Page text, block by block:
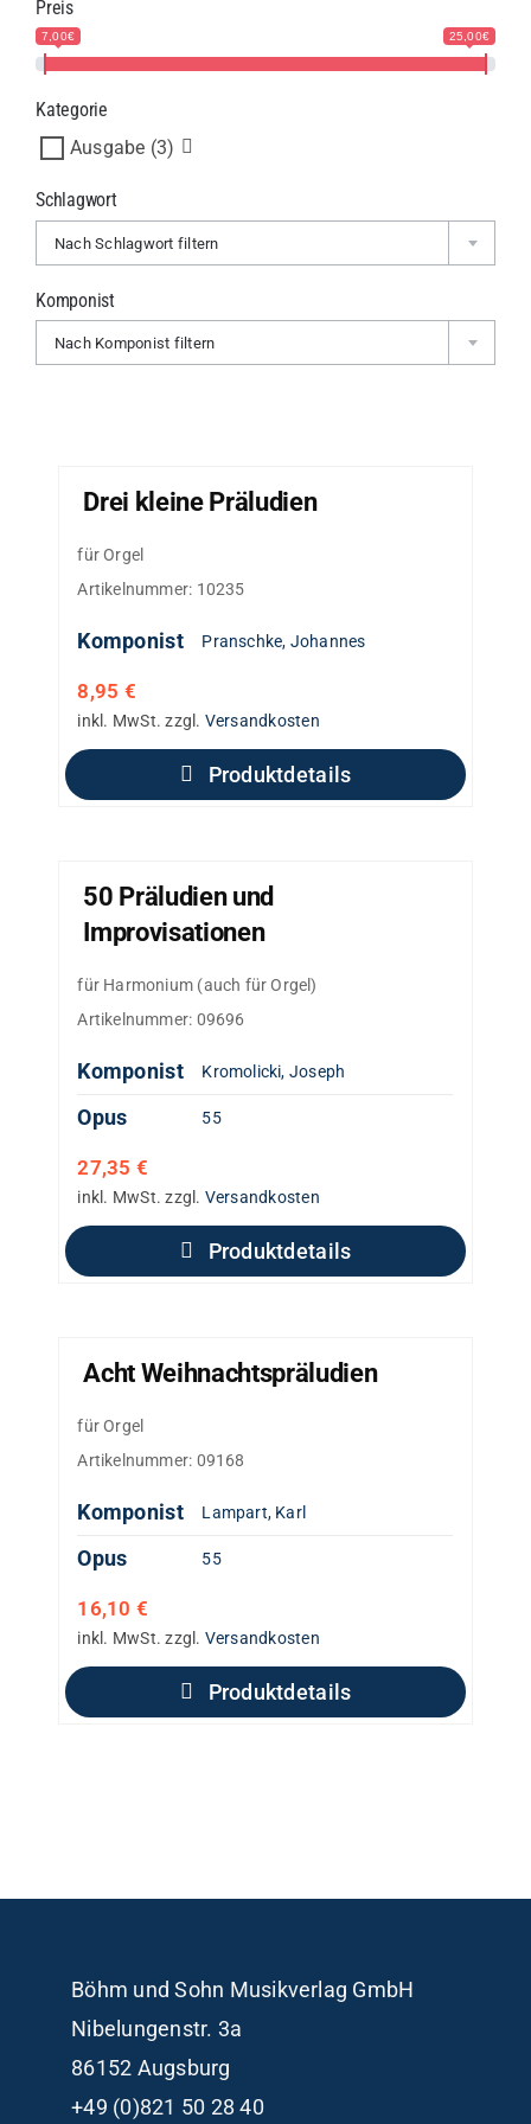
Drei kleine Präludien
für Orgel
Artikelnummer: 10235
Komponist Pranschke, Johannes
8,95 €
inkl. MwSt. zzgl. Versandkosten
Produktdetails
50 Präludien und
Improvisationen
für Harmonium (auch für Orgel)
Artikelnummer: 09696
Komponist Kromolicki, Joseph
Opus 55
27,35 €
inkl. MwSt. zzgl. Versandkosten
Produktdetails
Acht Weihnachtspräludien
für Orgel
Artikelnummer: 09168
Komponist Lampart, Karl
Opus 55
16,10 €
inkl. MwSt. zzgl. Versandkosten
Produktdetails
Preis
7,00€ 25,00€
Kategorie
Ausgabe (3)
Schlagwort
Nach Schlagwort filtern
Komponist
Nach Komponist filtern
Böhm und Sohn Musikverlag GmbH
Nibelungenstr. 3a
86152 Augsburg
+49 (0)821 50 28 40